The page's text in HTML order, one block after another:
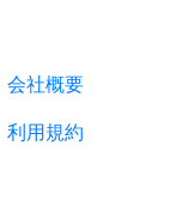
会社概要
利用規約